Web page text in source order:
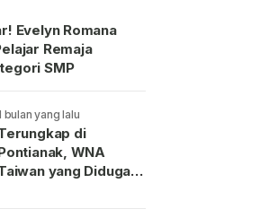
Evelyn Romana
Remaja
SMP
bulan yang lalu
di
WNA
yang Diduga